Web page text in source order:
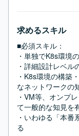
求めるスキル
■必須スキル：
・単独でK8s環境
・詳細設計レベ
・K8s環境の構築
なネットワークの
・VM等、オンプ
て一般的な知見を
・いわゆる「本
る